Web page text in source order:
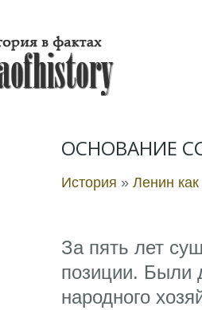
ОСНОВАНИЕ
История » Ленин как
За пять лет
позиции. Были
народного